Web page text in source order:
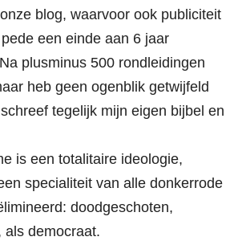
blog, waarvoor ook publiciteit
een einde aan 6 jaar
plusminus 500 rondleidingen
heb geen ogenblik getwijfeld
tegelijk mijn eigen bijbel en
is een totalitaire ideologie,
specialiteit van alle donkerrode
doodgeschoten,
als democraat.